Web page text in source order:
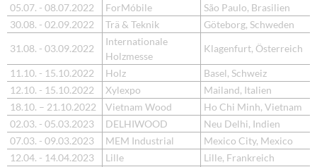
05.07. - 08.07.2022
ForMóbile
São Paulo, Brasilien
30.08. - 02.09.2022
Trä & Teknik
Göteborg, Schweden
31.08. - 03.09.2022
Internationale
Holzmesse
Klagenfurt, Österreich
11.10. - 15.10.2022 Holz
Basel, Schweiz
12.10. - 15.10.2022
Xylexpo
Mailand, Italien
18.10. – 21.10.2022
Vietnam Wood
Ho Chi Minh, Vietnam
02.03. - 05.03.2023
DELHIWOOD
Neu Delhi, Indien
07.03. - 09.03.2023
MEM Industrial
Mexico City, Mexico
12.04. - 14.04.2023
Lille
Lille, Frankreich